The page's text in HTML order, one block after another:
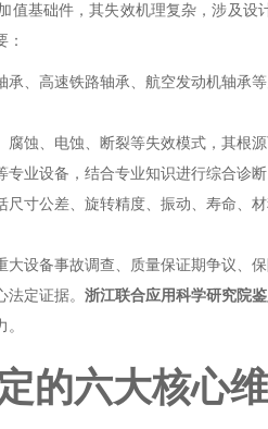
值基础件，其失效机理复杂，涉及
：
承、高速铁路轴承、航空发动机轴承
腐蚀、电蚀、断裂等失效模式，其根
业设备，结合专业知识进行综合诊断
尺寸公差、旋转精度、振动、寿命、
大设备事故调查、质量保证期争议、
定证据。 浙江联合应用科学研究院
的六大核心